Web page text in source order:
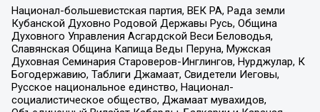
Национал-большевистская партия, ВЕК РА, Рада земли
Кубанской Духовно Родовой Державы Русь, Община
Духовного Управления Асгардской Веси Беловодья,
Славянская Община Капища Веды Перуна, Мужская
Духовная Семинария Староверов-Инглингов, Нурджулар, К
Богодержавию, Таблиги Джамаат, Свидетели Иеговы,
Русское национальное единство, Национал-
социалистическое общество, Джамаат мувахидов,